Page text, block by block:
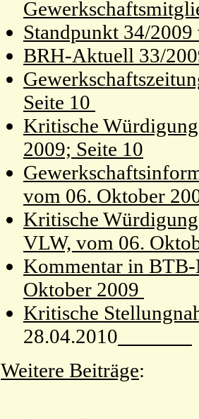
Standpunkt 34/
BRH-Aktuell 33/
Seite 10
Kritische
2009; Seite 10
vom 06. Oktober
Kritische
VLW, vom 06.
Kommentar in
Oktober 2009
Kritische
28.04.2010
Weitere Beiträge: